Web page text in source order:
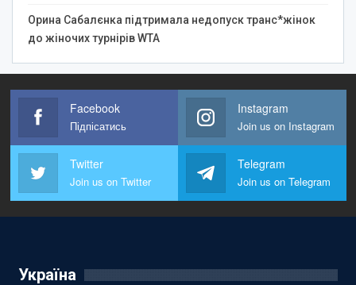
Орина Сабалєнка підтримала недопуск транс*жінок
до жіночих турнірів WTA
Facebook
Підпісатись
Instagram
Join us on Instagram
Twitter
Join us on Twitter
Telegram
Join us on Telegram
Україна